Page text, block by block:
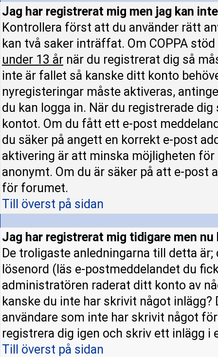
Jag har registrerat mig men jag kan
Kontrollera först att du använder rätt
kan två saker inträffat. Om COPPA
under 13 år när du registrerat dig så
inte är fallet så kanske ditt konto
nyregisteringar måste aktiveras,
du kan logga in. När du registrerade
kontot. Om du fått ett e-post
du säker på angett en korrekt e-post
aktivering är att minska möjligheten för
anonymt. Om du är säker på att e-
för forumet.
Till överst på sidan
Jag har registrerat mig tidigare men
De troligaste anledningarna till detta
lösenord (läs e-postmeddelandet du
administratören raderat ditt konto av
kanske du inte har skrivit något
användare som inte har skrivit något
registrera dig igen och skriv ett inlägg i
Till överst på sidan